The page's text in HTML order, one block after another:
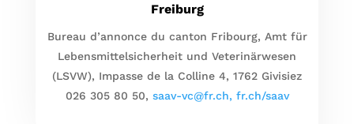
Freiburg
Bureau d’annonce du canton Fribourg, Amt für
Lebensmittelsicherheit und Veterinärwesen
(LSVW), Impasse de la Colline 4, 1762 Givisiez
026 305 80 50, saav-vc@fr.ch, fr.ch/saav